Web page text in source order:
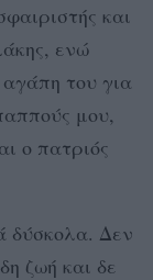
και
ενώ
του για
μου,
ο πατριός
δύσκολα. Δεν
ζωή και δε